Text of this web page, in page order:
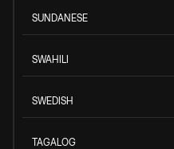
SUNDANESE
SWAHILI
SWEDISH
TAGALOG